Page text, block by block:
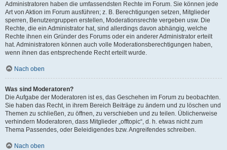
Administratoren haben die umfassendsten Rechte im Forum. Sie können jede
Art von Aktion im Forum ausführen; z. B. Berechtigungen setzen, Mitglieder
sperren, Benutzergruppen erstellen, Moderationsrechte vergeben usw. Die
Rechte, die ein Administrator hat, sind allerdings davon abhängig, welche
Rechte ihnen ein Gründer des Forums oder ein anderer Administrator erteilt
hat. Administratoren können auch volle Moderationsberechtigungen haben,
wenn ihnen das entsprechende Recht erteilt wurde.
Nach oben
Was sind Moderatoren?
Die Aufgabe der Moderatoren ist es, das Geschehen im Forum zu beobachten.
Sie haben das Recht, in ihrem Bereich Beiträge zu ändern und zu löschen und
Themen zu schließen, zu öffnen, zu verschieben und zu teilen. Üblicherweise
verhindern Moderatoren, dass Mitglieder „offtopic“, d. h. etwas nicht zum
Thema Passendes, oder Beleidigendes bzw. Angreifendes schreiben.
Nach oben